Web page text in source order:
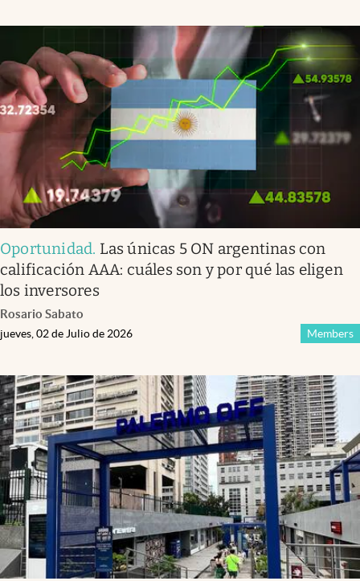
Oportunidad. Las únicas 5 ON argentinas con
calificación AAA: cuáles son y por qué las eligen
los inversores
Rosario Sabato
Members
jueves, 02 de Julio de 2026